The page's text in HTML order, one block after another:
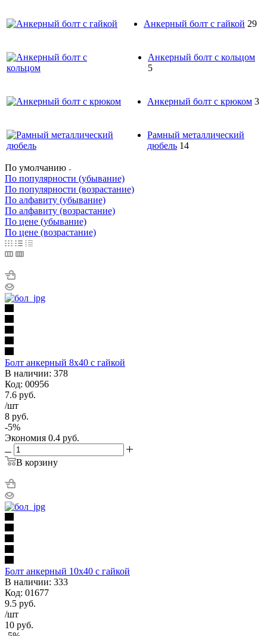
Анкерный болт с гайкой 29
Анкерный болт с кольцом
5
Анкерный болт с крюком 3
Рамный металлический
дюбель 14
По умолчанию
По популярности (убывание)
По популярности (возрастание)
По алфавиту (убывание)
По алфавиту (возрастание)
По цене (убывание)
По цене (возрастание)
Болт анкерный 8х40 с гайкой
В наличии: 378
Код: 00956
7.6 руб.
/шт
8 руб.
-5%
Экономия 0.4 руб.
В корзину
Болт анкерный 10х40 с гайкой
В наличии: 333
Код: 01677
9.5 руб.
/шт
10 руб.